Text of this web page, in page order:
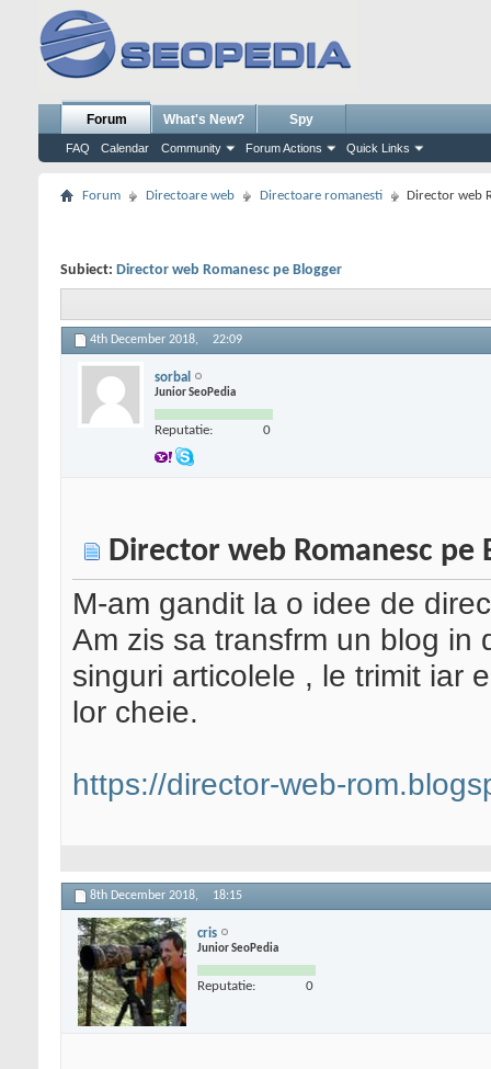
Forum
FAQ Calendar Community Forum Actions Quick Links
What's New? Spy
Forum Directoare web Directoare romanesti Director web
Subiect: Director web Romanesc pe Blogger
4th December 2018, 22:09
sorbal
Junior SeoPedia
Reputatie: 0
Director web Romanesc pe
M-am gandit la o idee de
Am zis sa transfrm un blog in
singuri articolele , le trimit iar
lor cheie.
https://director-web-
8th December 2018, 18:15
cris
Junior SeoPedia
Reputatie: 0